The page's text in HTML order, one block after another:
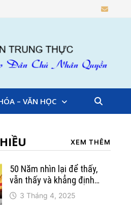
– VĂN HỌC
XEM THÊM
50 Năm nhìn lại để thấy,
vẫn thấy và khẳng định…
3 Tháng 4, 2025